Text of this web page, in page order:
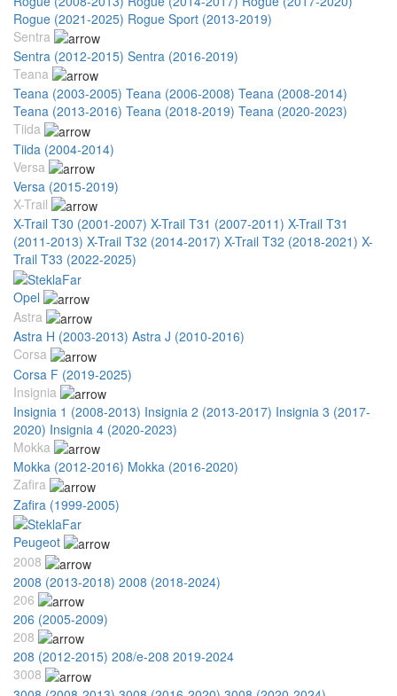
Rogue (2021-2025) Rogue Sport (2013-2019)
Sentra
Sentra (2012-2015) Sentra (2016-2019)
Teana
Teana (2003-2005) Teana (2006-2008) Teana (2008-2014)
Teana (2013-2016) Teana (2018-2019) Teana (2020-2023)
Tiida
Tiida (2004-2014)
Versa
Versa (2015-2019)
X-Trail
X-Trail T30 (2001-2007) X-Trail T31 (2007-2011) X-Trail T31
(2011-2013) X-Trail T32 (2014-2017) X-Trail T32 (2018-2021) X-
Trail T33 (2022-2025)
Opel
Astra
Astra H (2003-2013) Astra J (2010-2016)
Corsa
Corsa F (2019-2025)
Insignia
Insignia 1 (2008-2013) Insignia 2 (2013-2017) Insignia 3 (2017-
2020) Insignia 4 (2020-2023)
Mokka
Mokka (2012-2016) Mokka (2016-2020)
Zafira
Zafira (1999-2005)
Peugeot
2008
2008 (2013-2018) 2008 (2018-2024)
206
206 (2005-2009)
208
208 (2012-2015) 208/e-208 2019-2024
3008